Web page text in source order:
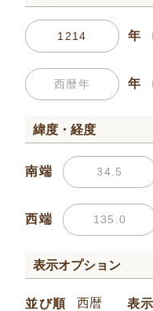
年
年
緯度・経度
南端
西端
表示オプション
並び順 表